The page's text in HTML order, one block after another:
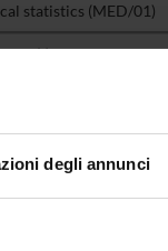
degli annunci
statistics (MED/01)
(-)
pratico 3 (-)
- General and